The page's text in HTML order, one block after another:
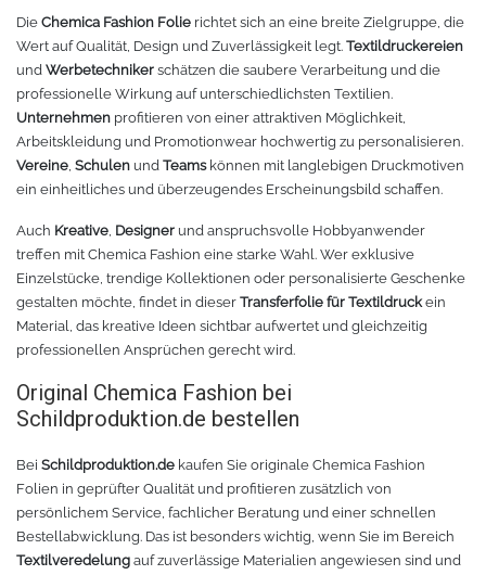
Sublimationsmedien
Filament für 3D-Druck
PLA
PETG
ABS
TPU
Spezielle Filamente
Materialien für Laser
Finer
Sublimationsfarbe
Solvent Tinte
Direct to Film Tinte
Direct-to-Film Folie und Kleber
3D Drucker Zubehör
Verschiedenes 3D Drucker Zubehör
3D-Drucker Bauplatte
Die Chemica Fashion Folie richtet sich an eine breite Zielgruppe, die
Wert auf Qualität, Design und Zuverlässigkeit legt. Textildruckereien
und Werbetechniker schätzen die saubere Verarbeitung und die
professionelle Wirkung auf unterschiedlichsten Textilien.
Unternehmen profitieren von einer attraktiven Möglichkeit,
Arbeitskleidung und Promotionwear hochwertig zu personalisieren.
Vereine, Schulen und Teamskönnen mit langlebigen Druckmotiven
ein einheitliches und überzeugendes Erscheinungsbild schaffen.
Auch Kreative, Designer und anspruchsvolle Hobbyanwender
treffen mit Chemica Fashion eine starke Wahl. Wer exklusive
Einzelstücke, trendige Kollektionen oder personalisierte Geschenke
gestalten möchte, findet in dieser Transferfolie für Textildruckein
Material, das kreative Ideen sichtbar aufwertet und gleichzeitig
professionellen Ansprüchen gerecht wird.
Original Chemica Fashion bei
Schildproduktion.de bestellen
Bei Schildproduktion.de kaufen Sie originale Chemica Fashion
Folien in geprüfter Qualität und profitieren zusätzlich von
persönlichem Service, fachlicher Beratung und einer schnellen
Bestellabwicklung. Das ist besonders wichtig, wenn Sie im Bereich
Textilveredelung auf zuverlässige Materialien angewiesen sind und